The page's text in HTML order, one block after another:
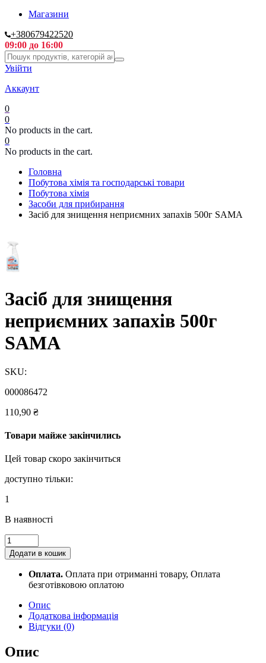
Магазини
+380679422520
09:00 до 16:00
Увійти
Аккаунт
0
0
No products in the cart.
0
No products in the cart.
Головна
Побутова хімія та господарські товари
Побутова хімія
Засоби для прибирання
Засіб для знищення неприємних запахів 500г SAMA
Засіб для знищення
неприємних запахів 500г
SAMA
SKU:
000086472
110,90 ₴
Товари майже закінчились
Цей товар скоро закінчиться
доступно тільки:
1
В наявності
Засіб
для
знищення
неприємних
запахів
SAMA
quantity
Додати в кошик
Оплата. Оплата при отриманні товару, Оплата
безготівковою оплатою
Опис
Додаткова інформація
Відгуки (0)
Опис